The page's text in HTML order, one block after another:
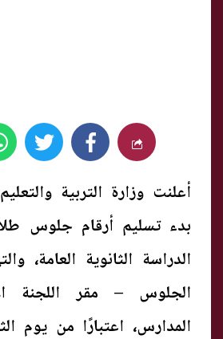
أعلنت وزارة التربية
بدء تسليم أرقام جلوس
الدراسة الثانوية العامة،
الجلوس – مقر اللجنة